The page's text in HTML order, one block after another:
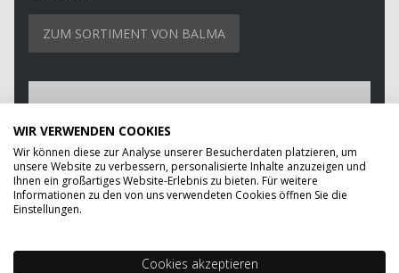
ZUM SORTIMENT VON BALMA
WIR VERWENDEN COOKIES
Wir können diese zur Analyse unserer Besucherdaten platzieren, um
unsere Website zu verbessern, personalisierte Inhalte anzuzeigen und
Ihnen ein großartiges Website-Erlebnis zu bieten. Für weitere
Informationen zu den von uns verwendeten Cookies öffnen Sie die
Einstellungen.
Cookies akzeptieren